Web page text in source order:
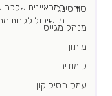
סורסינג
מנהל מגייס
מיתון
לימודים
עמק הסיליקון
המראיינים שלכם
מי שיכול לקחת